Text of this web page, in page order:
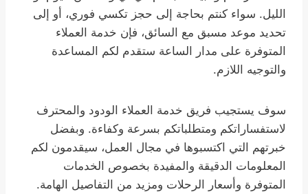
الليل. سواء كنتم بحاجة إلى حجز تكسي فوري، أو إلى
تحديد موعد مسبق مع السائق، فإن خدمة العملاء
المتوفرة على مدار الساعة ستقدم لكم المساعدة
والتوجيه اللازم.
سوف يستجيب فريق خدمة العملاء الودود والمحترف
لاستفساراتكم ومتطلباتكم بسرعة وكفاءة. وبفضل
خبرتهم التي اكتسبوها في مجال العمل، سيقدمون لكم
المعلومات الدقيقة والمفيدة بخصوص الخدمات
المتوفرة وأسعار الرحلات ومزيد من التفاصيل الهامة.